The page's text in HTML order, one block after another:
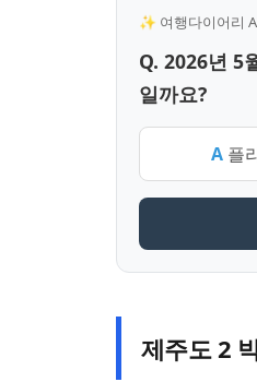
✨ 여행다이어리
Q. 2026년 5
일까요?
A 플
제주도 2